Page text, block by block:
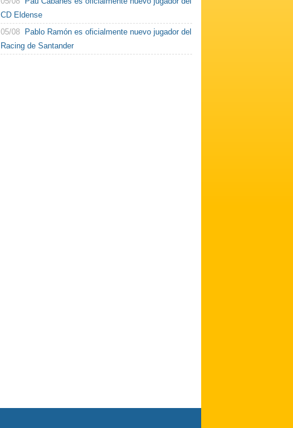
CD Eldense
05/08
Pablo Ramón es oficialmente nuevo jugador del
Racing de Santander